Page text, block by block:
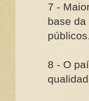
7 -
base
públicos.
8 - O